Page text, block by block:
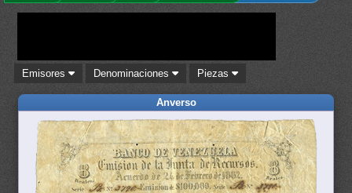
Emisores Denominaciones Piezas
Anverso